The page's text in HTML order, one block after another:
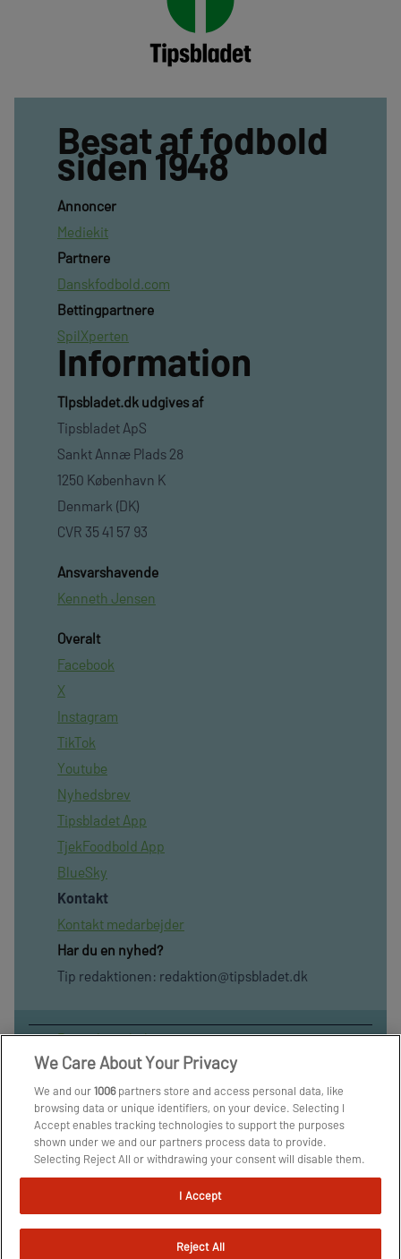
Besat af fodbold
siden 1948
Annoncer
Mediekit
Partnere
Danskfodbold.com
Bettingpartnere
SpilXperten
Information
TIpsbladet.dk udgives af
Tipsbladet ApS
Sankt Annæ Plads 28
1250 København K
Denmark (DK)
CVR 35 41 57 93
Ansvarshavende
Kenneth Jensen
Overalt
Facebook
X
Instagram
TikTok
Youtube
Nyhedsbrev
Tipsbladet App
TjekFoodbold App
BlueSky
Kontakt
Kontakt medarbejder
Har du en nyhed?
Tip redaktionen: redaktion@tipsbladet.dk
Privatilvspolitik
Cookiepolitik
Publiceringspolitik
Vilkår for brug af sitet
Spil ansvarligt
Administrer samtykke
We Care About Your Privacy
We and our1006partners store and access personal data, like
browsing data or unique identifiers, on your device. Selecting I
Accept enables tracking technologies to support the purposes
shown under we and our partners process data to provide.
Selecting Reject All or withdrawing your consent will disable them.
If trackers are disabled, some content and ads you see may not be
as relevant to you. You can resurface this menu to change your
Preferences link on the bottom of the webpage [or the floating
icon on the bottom-left of the webpage, if applicable]. Your
I Accept
Reject All